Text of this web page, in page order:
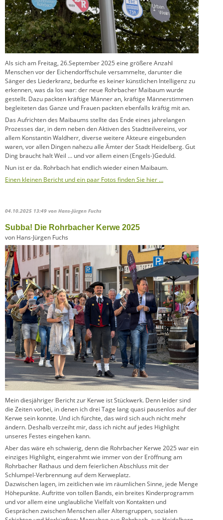
Als sich am Freitag, 26.September 2025 eine größere Anzahl
Menschen vor der Eichendorffschule versammelte, darunter die
Sänger des Liederkranz, bedurfte es keiner künstlichen Intelligenz zu
erkennen, was da los war: der neue Rohrbacher Maibaum wurde
gestellt. Dazu packten kräftige Männer an, kräftige Männerstimmen
begleiteten das Ganze und Frauen packten ebenfalls kräftig mit an.
Das Aufrichten des Maibaums stellte das Ende eines jahrelangen
Prozesses dar, in dem neben den Aktiven des Stadtteilvereins, vor
allem Konstantin Waldherr, diverse weitere Akteure eingebunden
waren, vor allen Dingen nahezu alle Ämter der Stadt Heidelberg. Gut
Ding braucht halt Weil … und vor allem einen (Engels-)Geduld.
Nun ist er da. Rohrbach hat endlich wieder einen Maibaum.
Einen kleinen Bericht und ein paar Fotos finden Sie hier …
04.10.2025 13:49 von Hans-Jürgen Fuchs
Subba! Die Rohrbacher Kerwe 2025
von Hans-Jürgen Fuchs
Mein diesjähriger Bericht zur Kerwe ist Stückwerk. Denn leider sind
die Zeiten vorbei, in denen ich drei Tage lang quasi pausenlos auf der
Kerwe sein konnte. Und ich fürchte, das wird sich auch nicht mehr
ändern. Deshalb verzeiht mir, dass ich nicht auf jedes Highlight
unseres Festes eingehen kann.
Aber das wäre eh schwierig, denn die Rohrbacher Kerwe 2025 war ein
einziges Highlight, eingerahmt wie immer von der Eröffnung am
Rohrbacher Rathaus und dem feierlichen Abschluss mit der
Schlumpel-Verbrennung auf dem Kerweplatz.
Dazwischen lagen, im zeitlichen wie im räumlichen Sinne, jede Menge
Höhepunkte. Auftritte von tollen Bands, ein breites Kinderprogramm
und vor allem eine unglaubliche Vielfalt von Kontakten und
Gesprächen zwischen Menschen aller Altersgruppen, sozialen